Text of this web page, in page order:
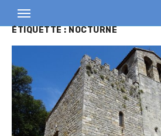
to
ÉTIQUETTE : NOCTURNE